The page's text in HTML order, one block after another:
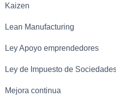
Kaizen
Lean Manufacturing
Ley Apoyo emprendedores
Ley de Impuesto de
Mejora continua